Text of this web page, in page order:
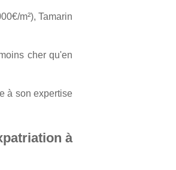
m²), Tamarin
cher qu'en
à son expertise
à